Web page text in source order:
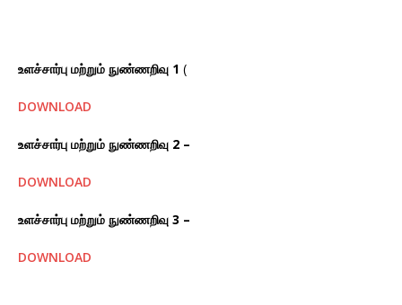
உளச்சார்பு மற்றும் நுண்ணறிவு 1 (
DOWNLOAD
உளச்சார்பு மற்றும் நுண்ணறிவு 2 –
DOWNLOAD
உளச்சார்பு மற்றும் நுண்ணறிவு 3 –
DOWNLOAD